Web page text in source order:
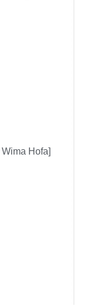
Hofa]